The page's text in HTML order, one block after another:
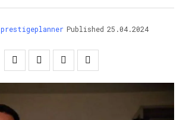
prestigeplanner Published 25.04.2024